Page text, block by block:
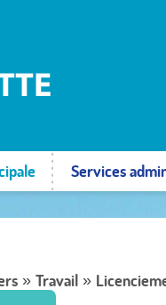
Services
» Travail »